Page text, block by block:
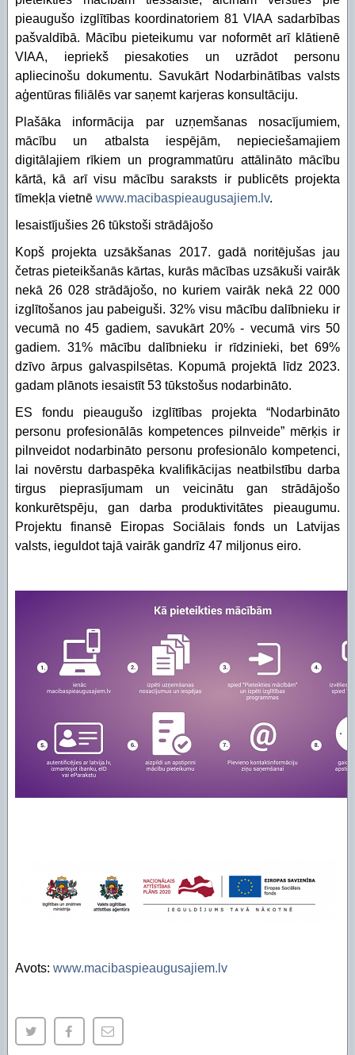
pieaugušo izglītības koordinatoriem 81 VIAA sadarbības
pašvaldībā. Mācību pieteikumu var noformēt arī klātienē
VIAA, iepriekš piesakoties un uzrādot personu
apliecinošu dokumentu. Savukārt Nodarbinātības valsts
aģentūras filiālēs var saņemt karjeras konsultāciju.
Plašāka informācija par uzņemšanas nosacījumiem,
mācību un atbalsta iespējām, nepieciešamajiem
digitālajiem rīkiem un programmatūru attālināto mācību
kārtā, kā arī visu mācību saraksts ir publicēts projekta
tīmekļa vietnē www.macibaspieaugusajiem.lv.
Iesaistījušies 26 tūkstoši strādājošo
Kopš projekta uzsākšanas 2017. gadā noritējušas jau
četras pieteikšanās kārtas, kurās mācības uzsākuši vairāk
nekā 26 028 strādājošo, no kuriem vairāk nekā 22 000
izglītošanos jau pabeiguši. 32% visu mācību dalībnieku ir
vecumā no 45 gadiem, savukārt 20% - vecumā virs 50
gadiem. 31% mācību dalībnieku ir rīdzinieki, bet 69%
dzīvo ārpus galvaspilsētas. Kopumā projektā līdz 2023.
gadam plānots iesaistīt 53 tūkstošus nodarbināto.
ES fondu pieaugušo izglītības projekta “Nodarbināto
personu profesionālās kompetences pilnveide” mērķis ir
pilnveidot nodarbināto personu profesionālo kompetenci,
lai novērstu darbaspēka kvalifikācijas neatbilstību darba
tirgus pieprasījumam un veicinātu gan strādājošo
konkurētspēju, gan darba produktivitātes pieaugumu.
Projektu finansē Eiropas Sociālais fonds un Latvijas
valsts, ieguldot tajā vairāk gandrīz 47 miljonus eiro.
Avots: www.macibaspieaugusajiem.lv